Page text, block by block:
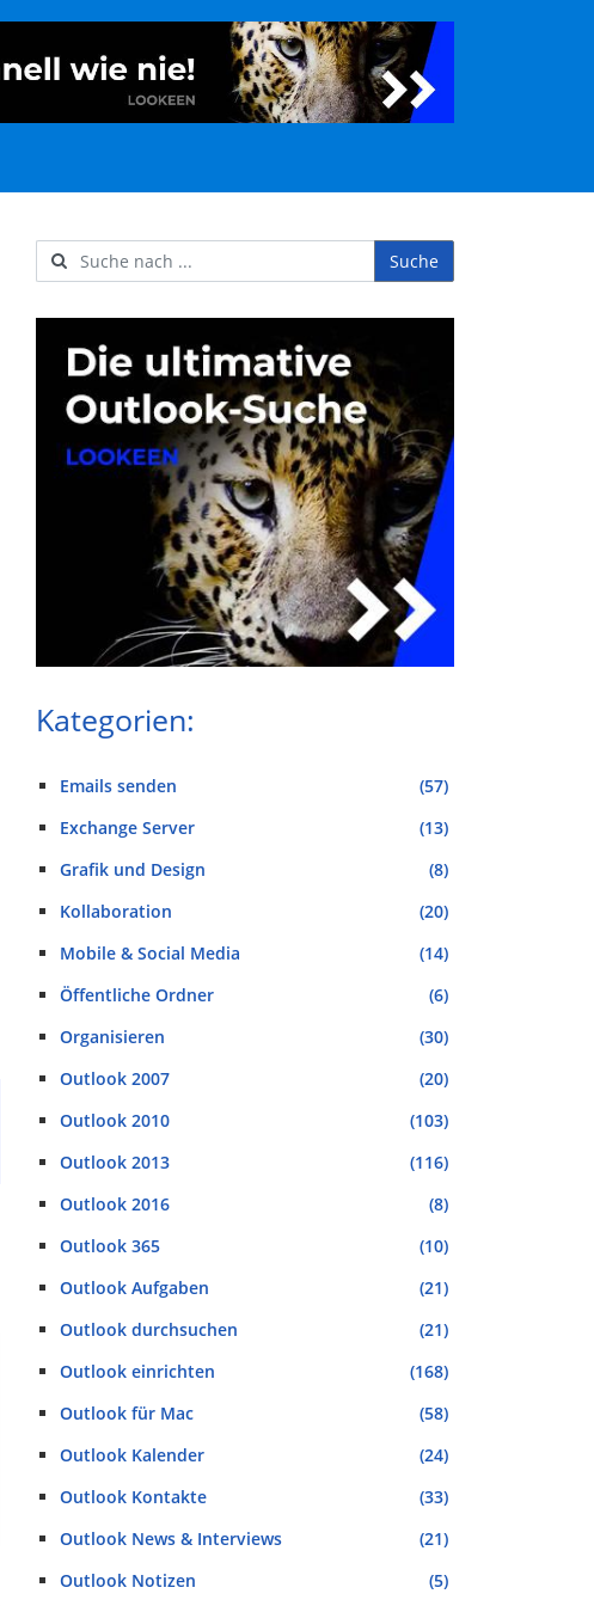
Username
Suche
Kategorien:
Emails senden
(57)
Exchange Server
(13)
Grafik und Design
(8)
Kollaboration
(20)
Mobile & Social Media
(14)
Öffentliche Ordner
(6)
Organisieren
(30)
Outlook 2007
(20)
Outlook 2010
(103)
Outlook 2013
(116)
Outlook 2016
(8)
Outlook 365
(10)
Outlook Aufgaben
(21)
Outlook durchsuchen
(21)
Outlook einrichten
(168)
Outlook für Mac
(58)
Outlook Kalender
(24)
Outlook Kontakte
(33)
Outlook News & Interviews
(21)
Outlook Notizen
(5)